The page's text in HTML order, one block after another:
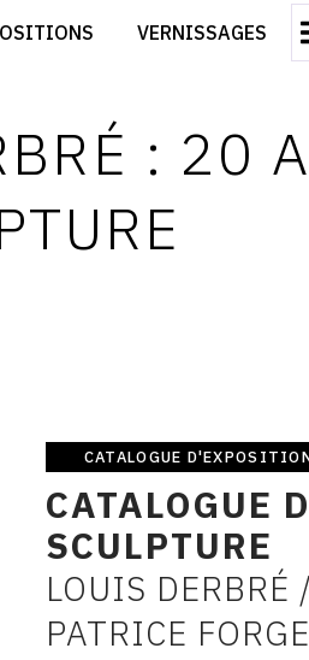
VERNISSAGES
D'EXPO
: 20
Catalogue
d&#039;exposition
CATALOGUE
CATALOGUE
SCULPTURE
AUTEUR
LOUIS
PATRICE